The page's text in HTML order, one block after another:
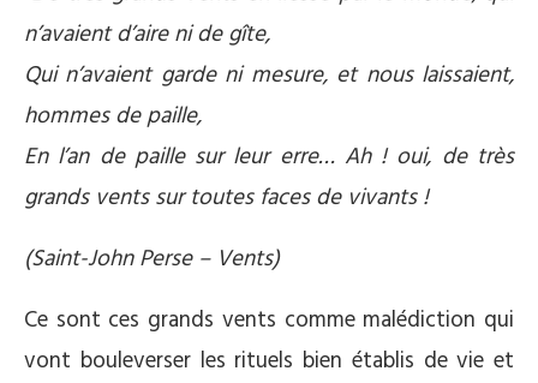
n’avaient d’aire ni de gîte,
Qui n’avaient garde ni mesure, et nous laissaient,
hommes de paille,
En l’an de paille sur leur erre… Ah ! oui, de très
grands vents sur toutes faces de vivants !
(Saint-John Perse – Vents)
Ce sont ces grands vents comme malédiction qui
vont bouleverser les rituels bien établis de vie et